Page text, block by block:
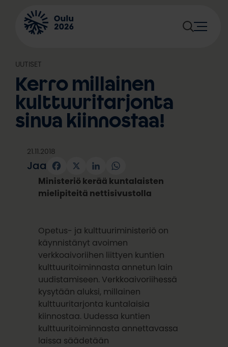
sisältöön
UUTISET
Kerro millainen
kulttuuritarjonta
sinua kiinnostaa!
21.11.2018
Jaa Facebook
X LinkedInWhatsApp
Ministeriö kerää kuntalaisten
mielipiteitä nettisivustolla
Opetus- ja kulttuuriministeriö on
käynnistänyt avoimen
verkkoaivoriihen liittyen kuntien
kulttuuritoiminnasta annetun lain
uudistamiseen. Verkkoaivoriihessä
kysytään aluksi, millainen
kulttuuritarjonta kuntalaisia
kiinnostaa. Uudessa kuntien
kulttuuritoiminnasta annettavassa
laissa säädetään